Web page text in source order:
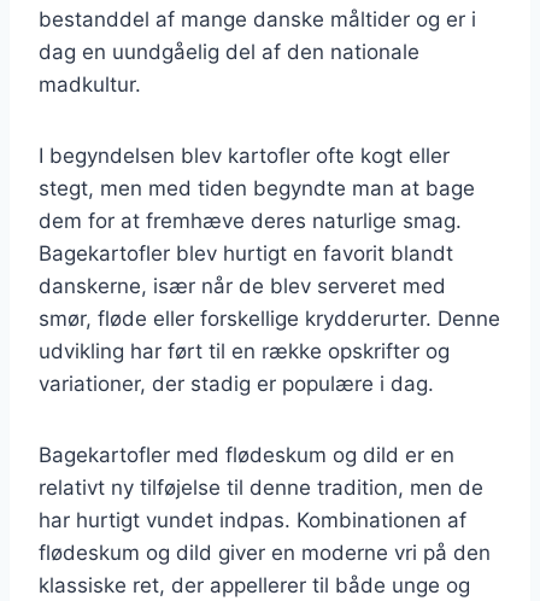
bestanddel af mange danske måltider og er i
dag en uundgåelig del af den nationale
madkultur.
I begyndelsen blev kartofler ofte kogt eller
stegt, men med tiden begyndte man at bage
dem for at fremhæve deres naturlige smag.
Bagekartofler blev hurtigt en favorit blandt
danskerne, især når de blev serveret med
smør, fløde eller forskellige krydderurter. Denne
udvikling har ført til en række opskrifter og
variationer, der stadig er populære i dag.
Bagekartofler med flødeskum og dild er en
relativt ny tilføjelse til denne tradition, men de
har hurtigt vundet indpas. Kombinationen af
flødeskum og dild giver en moderne vri på den
klassiske ret, der appellerer til både unge og